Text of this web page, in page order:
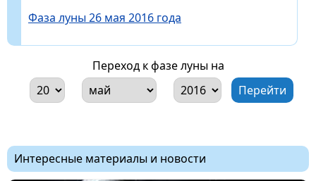
Фаза луны 26 мая 2016 года
Переход к фазе луны на
Интересные материалы и новости